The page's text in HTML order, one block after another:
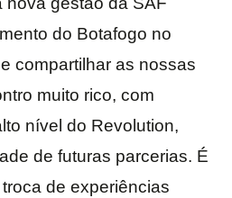
do Botafogo no
compartilhar as nossas
muito rico, com
nível do Revolution,
de futuras parcerias. É
de experiências